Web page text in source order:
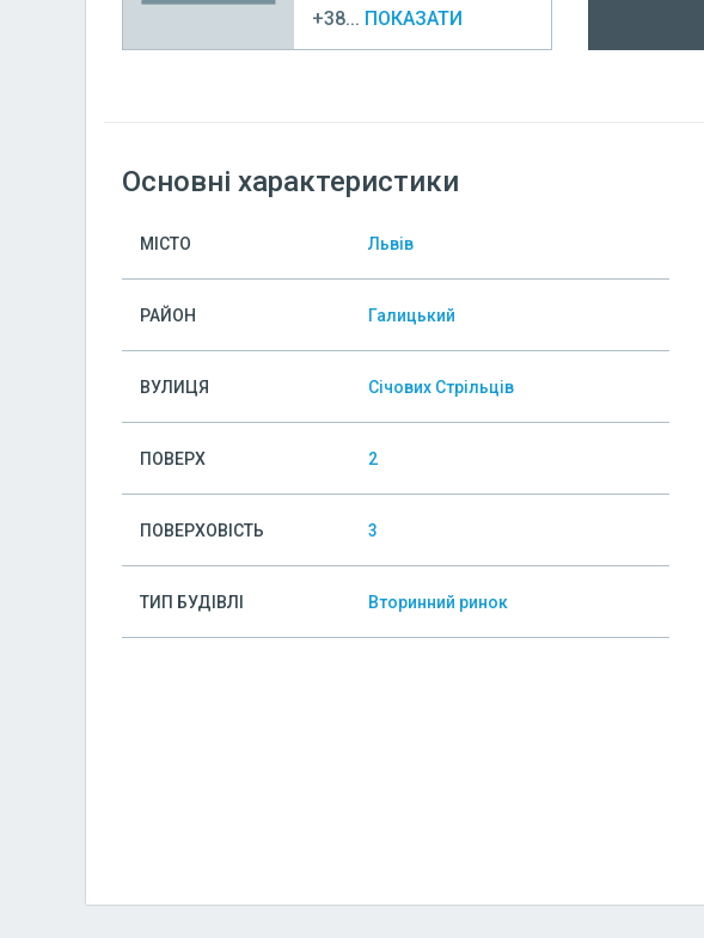
+38... ПОКАЗАТИ
Основні характеристики
МІСТО Львів
РАЙОН Галицький
ВУЛИЦЯ Січових Стрільців
ПОВЕРХ 2
ПОВЕРХОВІСТЬ 3
ТИП БУДІВЛІ Вторинний ринок